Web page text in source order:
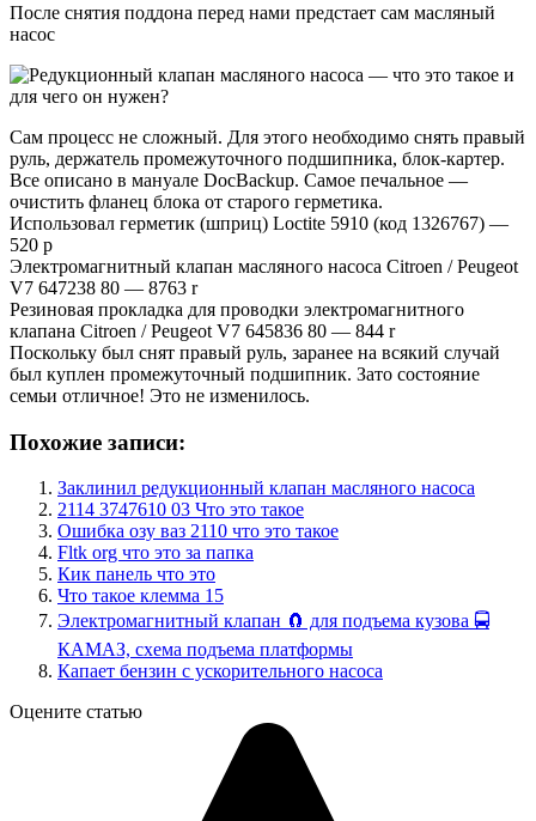
После снятия поддона перед нами предстает сам масляный
насос
Сам процесс не сложный. Для этого необходимо снять правый
руль, держатель промежуточного подшипника, блок-картер.
Все описано в мануале DocBackup. Самое печальное —
очистить фланец блока от старого герметика.
Использовал герметик (шприц) Loctite 5910 (код 1326767) —
520 р
Электромагнитный клапан масляного насоса Citroen / Peugeot
V7 647238 80 — 8763 r
Резиновая прокладка для проводки электромагнитного
клапана Citroen / Peugeot V7 645836 80 — 844 r
Поскольку был снят правый руль, заранее на всякий случай
был куплен промежуточный подшипник. Зато состояние
семьи отличное! Это не изменилось.
Похожие записи:
Заклинил редукционный клапан масляного насоса
2114 3747610 03 Что это такое
Ошибка озу ваз 2110 что это такое
Fltk org что это за папка
Кик панель что это
Что такое клемма 15
Электромагнитный клапан 🧲 для подъема кузова 🚍
КАМАЗ, схема подъема платформы
Капает бензин с ускорительного насоса
Оцените статью